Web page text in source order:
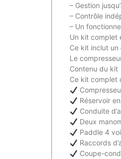
– Gestion
– Contrôle
– Un
Un kit complet
Ce kit inclut
Le
Contenu du kit
Ce kit complet
Réservoir
Conduite
Deux
Paddle 4
Raccords
Coupe-